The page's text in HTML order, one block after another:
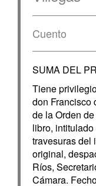
Cuento
SUMA DEL
Tiene
don Francisco
de la Orden
libro,
travesuras del
original,
Ríos,
Cámara.